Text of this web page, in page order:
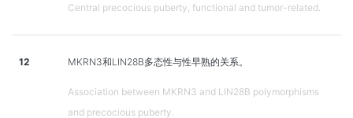
Central precocious puberty, functional and tumor-related.
12 MKRN3和LIN28B多态性与性早熟的关系。
Association between MKRN3 and LIN28B polymorphisms
and precocious puberty.